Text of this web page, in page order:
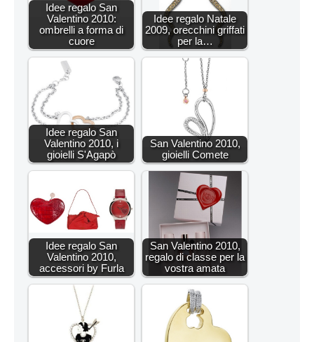
Idee regalo San
Valentino 2010:
ombrelli a forma di
cuore
Idee regalo Natale
2009, orecchini griffati
per la…
Idee regalo San
Valentino 2010, i
gioielli S'Agapò
San Valentino 2010,
gioielli Comete
Idee regalo San
Valentino 2010,
accessori by Furla
San Valentino 2010,
regalo di classe per la
vostra amata